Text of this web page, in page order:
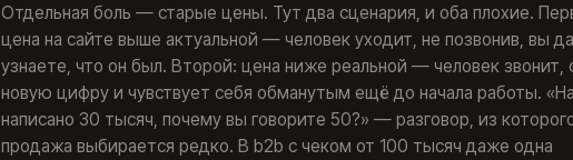
Отдельная боль — старые цены. Тут два сценария, и оба плохие.
цена на сайте выше актуальной — человек уходит, не позвонив, вы
узнаете, что он был. Второй: цена ниже реальной — человек звонит,
новую цифру и чувствует себя обманутым ещё до начала работы.
написано 30 тысяч, почему вы говорите 50?» — разговор, из
продажа выбирается редко. В b2b с чеком от 100 тысяч даже одна